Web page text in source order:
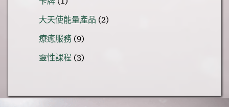
產
品
大天使能量產品 22
療癒服務 99
產
靈性課程 33